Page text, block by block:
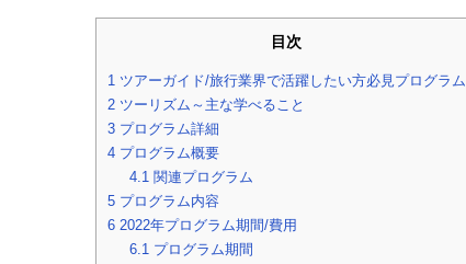
目次
1 ツアーガイド/旅行業界で活躍したい方必見プログラム
2 ツーリズム～主な学べること
3 プログラム詳細
4 プログラム概要
4.1関連プログラム
5 プログラム内容
6 2022年プログラム期間/費用
6.1プログラム期間